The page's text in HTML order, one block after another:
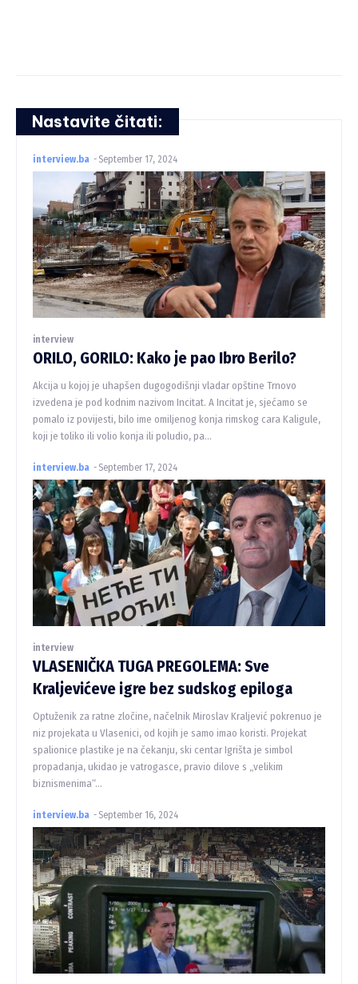
Nastavite čitati:
interview.ba - September 17, 2024
interview
ORILO, GORILO: Kako je pao Ibro Berilo?
Akcija u kojoj je uhapšen dugogodišnji vladar opštine Trnovo
izvedena je pod kodnim nazivom Incitat. A Incitat je, sjećamo se
pomalo iz povijesti, bilo ime omiljenog konja rimskog cara Kaligule,
koji je toliko ili volio konja ili poludio, pa...
interview.ba - September 17, 2024
interview
VLASENIČKA TUGA PREGOLEMA: Sve
Kraljevićeve igre bez sudskog epiloga
Optuženik za ratne zločine, načelnik Miroslav Kraljević pokrenuo je
niz projekata u Vlasenici, od kojih je samo imao koristi. Projekat
spalionice plastike je na čekanju, ski centar Igrišta je simbol
propadanja, ukidao je vatrogasce, pravio dilove s „velikim
biznismenima“...
interview.ba - September 16, 2024